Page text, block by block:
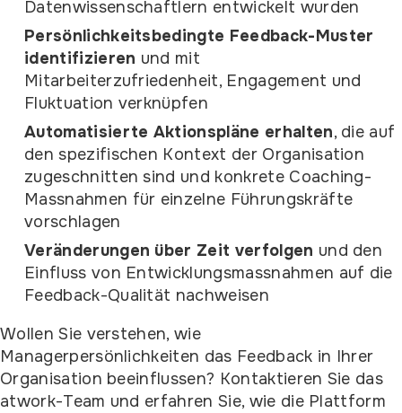
Datenwissenschaftlern entwickelt wurden
Persönlichkeitsbedingte Feedback-Muster
identifizieren und mit
Mitarbeiterzufriedenheit, Engagement und
Fluktuation verknüpfen
Automatisierte Aktionspläne erhalten, die auf
den spezifischen Kontext der Organisation
zugeschnitten sind und konkrete Coaching-
Massnahmen für einzelne Führungskräfte
vorschlagen
Veränderungen über Zeit verfolgen und den
Einfluss von Entwicklungsmassnahmen auf die
Feedback-Qualität nachweisen
Wollen Sie verstehen, wie
Managerpersönlichkeiten das Feedback in Ihrer
Organisation beeinflussen? Kontaktieren Sie das
atwork-Team und erfahren Sie, wie die Plattform